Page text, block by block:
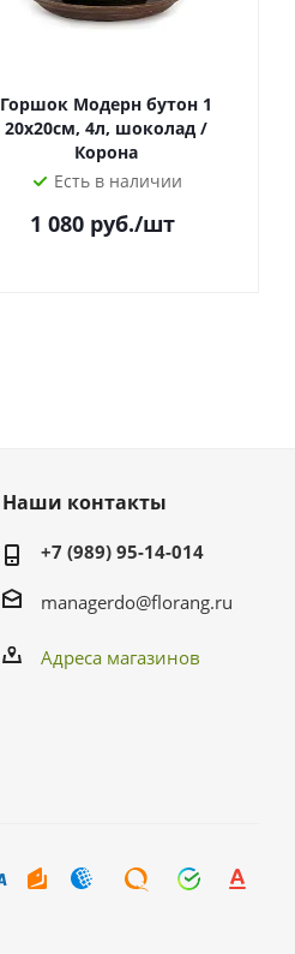
Горшок Модерн бутон 1
20х20см, 4л, шоколад /
Корона
Есть в наличии
1 080руб./шт
Наши контакты
+7 (989) 95-14-014
managerdo@florang.ru
Адреса магазинов